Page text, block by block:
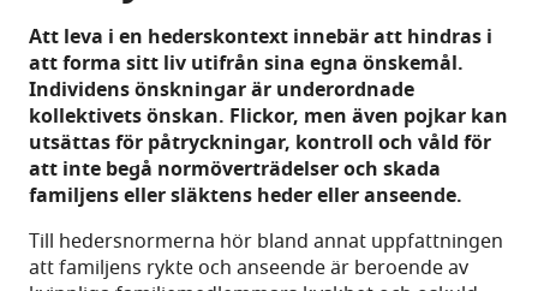
Att leva i en hederskontext innebär att hindras i
att forma sitt liv utifrån sina egna önskemål.
Individens önskningar är underordnade
kollektivets önskan. Flickor, men även pojkar kan
utsättas för påtryckningar, kontroll och våld för
att inte begå normöverträdelser och skada
familjens eller släktens heder eller anseende.
Till hedersnormerna hör bland annat uppfattningen
att familjens rykte och anseende är beroende av